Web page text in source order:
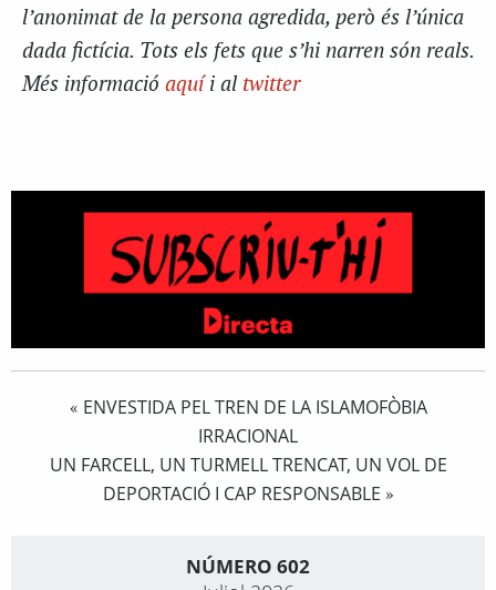
l’anonimat de la persona agredida, però és l’única
dada fictícia. Tots els fets que s’hi narren són reals.
Més informació aquíi al twitter
« ENVESTIDA PEL TREN DE LA ISLAMOFÒBIA
IRRACIONAL
UN FARCELL, UN TURMELL TRENCAT, UN VOL DE
DEPORTACIÓ I CAP RESPONSABLE »
NÚMERO 602